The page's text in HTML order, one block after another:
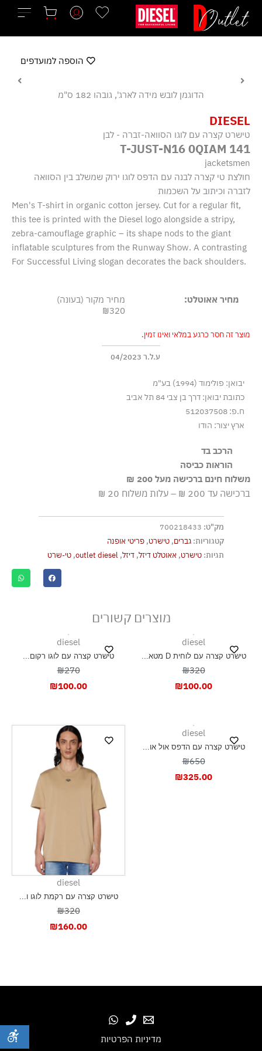
לתוכן
DIESEL
טישרט קצרה עם לוגו הסוואה-זברה - לבן
T-JUST-N16 0QIAM 141
jacketsmen
חולצת טי קצרה לבנה עם הדפס לוגו ירוק שמשלב בין הסוואה
לזברה וכיתוב על השכמות
Men's T-shirt in organic cotton jersey. Cut for a regular fit,
this tee is printed with the Diesel logo alongside a stripy,
zebra-camouflage graphic – its shape nods to the giant
inflatable sculptures from the Runway Show. A contrasting
For Successful Living slogan decorates the back shoulders.
מחיר אאוטלט:
מחיר מקור (בעונה)
₪320
מוצר זה חסר כרגע במלאי ואינו זמין.
ע.ל.ר 04/2023
יבואן: פולימוד (1994) בע"מ
כתובת יבואן: דרך בן צבי 84 תל אביב
ח.פ: 512037508
ארץ יצור: הודו
הרכב בד
100% כותנה
הוראות כביסה
כביסה עדינה במכונה עד-30°C
ללא חומרי הלבנה, ללא השריה
גיהוץ בחום נמוך
אסור לנקות בניקוי יבש
אסור לייבש במכונת ייבוש
משלוח חינם ברכישה מעל 200 ₪
ברכישה עד 200 ₪ – עלות משלוח 20 ₪
מק"ט: 700218433
קטגוריות:גברים,טישרט,פריטי אופנה
תגיות:טישרט, אאוטלט דיזל,דיזל,
outlet diesel
,טי-שרט
הוספה למועדפים
הדוגמן לובש מידה לארג', גובהו 182 ס"מ
מוצרים קשורים
diesel
טישרט קצרה עם לוחית D מטא...
₪320
₪100.00
diesel
טישרט קצרה עם לוגו רקום...
₪270
₪100.00
diesel
טישרט קצרה עם הדפס אול או...
₪650
₪325.00
diesel
טישרט קצרה עם רקמת לוגו ו...
₪320
₪160.00
מדיניות הפרטיות